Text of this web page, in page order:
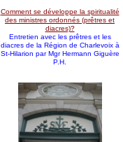
Comment se développe la spiritualité
des ministres ordonnés (prêtres et
diacres)?
Entretien avec les prêtres et les
diacres de la Région de Charlevoix à
St-Hilarion par Mgr Hermann Giguère
P.H.